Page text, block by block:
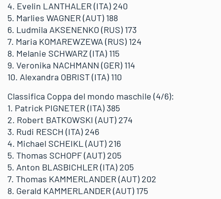
4. Evelin LANTHALER (ITA) 240
5. Marlies WAGNER (AUT) 188
6. Ludmila AKSENENKO (RUS) 173
7. Maria KOMAREWZEWA (RUS) 124
8. Melanie SCHWARZ (ITA) 115
9. Veronika NACHMANN (GER) 114
10. Alexandra OBRIST (ITA) 110
Classifica Coppa del mondo maschile (4/6):
1. Patrick PIGNETER (ITA) 385
2. Robert BATKOWSKI (AUT) 274
3. Rudi RESCH (ITA) 246
4. Michael SCHEIKL (AUT) 216
5. Thomas SCHOPF (AUT) 205
5. Anton BLASBICHLER (ITA) 205
7. Thomas KAMMERLANDER (AUT) 202
8. Gerald KAMMERLANDER (AUT) 175